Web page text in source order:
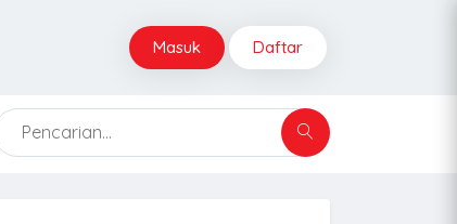
Masuk Daftar